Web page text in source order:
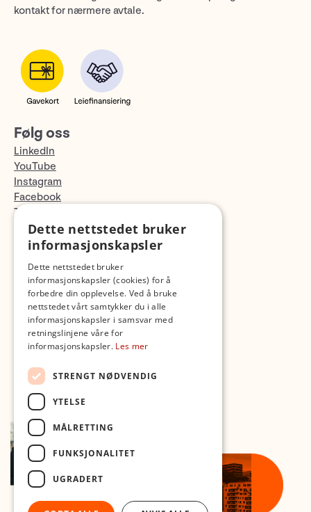
kontakt for nærmere avtale.
Følg oss
LinkedIn
YouTube
Instagram
Facebook
TikTok
Fotopodden
Dette nettstedet bruker
informasjonskapsler
Dette nettstedet bruker
informasjonskapsler (cookies) for å
forbedre din opplevelse. Ved å bruke
nettstedet vårt samtykker du i alle
informasjonskapsler i samsvar med
retningslinjene våre for
informasjonskapsler. Les mer
STRENGT NØDVENDIG
YTELSE
MÅLRETTING
FUNKSJONALITET
UGRADERT